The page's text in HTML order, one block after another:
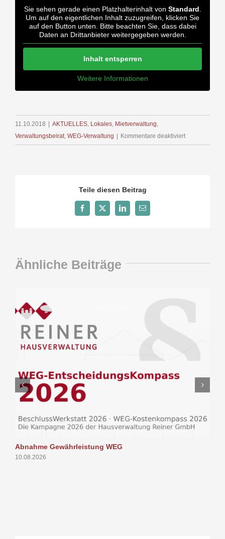
Sie sehen gerade einen Platzhalterinhalt von Standard.
Um auf den eigentlichen Inhalt zuzugreifen, klicken Sie
auf den Button unten. Bitte beachten Sie, dass dabei
Daten an Drittanbieter weitergegeben werden.
Inhalt entsperren
Weitere Informationen
11.10.2018 AKTUELLES, Lokales, Mietverwaltung,
Verwaltungsbeirat, WEG-Verwaltung Kommentare deaktiviertfür
Teile diesen Beitrag
Facebook
X LinkedIn
E-
Mail
Ähnliche Beiträge
Abnahme Gewährleistung WEG
10.08.2026